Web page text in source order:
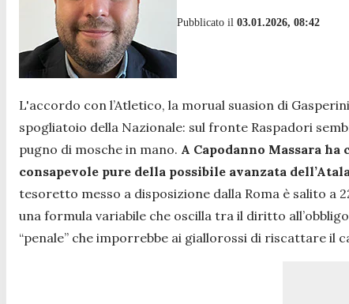
Pubblicato il 03.01.2026, 08:42
L'accordo con l’Atletico, la morual suasion di
spogliatoio della Nazionale: sul fronte Raspadori
pugno di mosche in mano. A Capodanno Massara
consapevole pure della possibile avanzata
tesoretto messo a disposizione dalla Roma è salito a
una formula variabile che oscilla tra il diritto
“penale” che imporrebbe ai giallorossi di riscattare il